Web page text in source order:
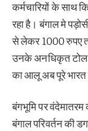
कर्मचारियों के साथ
रहा है। बंगाल मे
से लेकर 1000 रुपए
उनके अनधिकृत
का आलू अब पूरे भारत
बंगभूमि पर वंदेमातरम
बंगाल परिवर्तन की